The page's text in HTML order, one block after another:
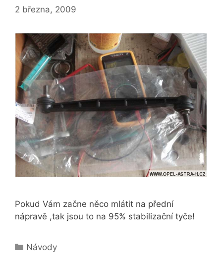
2 března, 2009
Pokud Vám začne něco mlátit na přední
nápravě ,tak jsou to na 95% stabilizační tyče!
Rubriky
Návody